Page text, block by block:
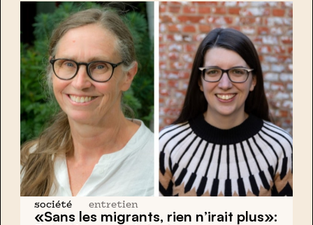
société entretien
«Sans les migrants, rien n’irait plus»: